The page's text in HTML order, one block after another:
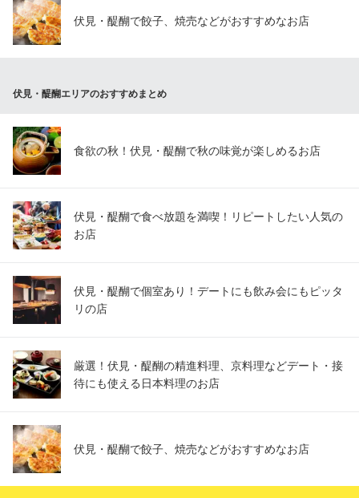
伏見・醍醐で餃子、焼売などがおすすめなお店
伏見・醍醐エリアのおすすめまとめ
食欲の秋！伏見・醍醐で秋の味覚が楽しめるお店
伏見・醍醐で食べ放題を満喫！リピートしたい人気の
お店
伏見・醍醐で個室あり！デートにも飲み会にもピッタ
リの店
厳選！伏見・醍醐の精進料理、京料理などデート・接
待にも使える日本料理のお店
伏見・醍醐で餃子、焼売などがおすすめなお店